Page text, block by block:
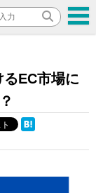
EC市場に